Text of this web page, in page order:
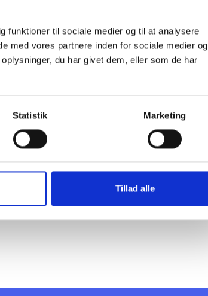
funktioner til sociale medier og til at analysere
med vores partnere inden for sociale medier og
du har givet dem, eller som de har
Statistik Marketing
Tillad alle